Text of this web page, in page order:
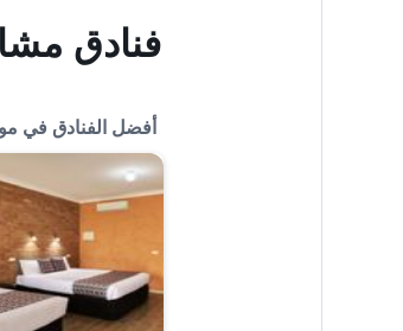
فنادق
أفضل الفنادق في